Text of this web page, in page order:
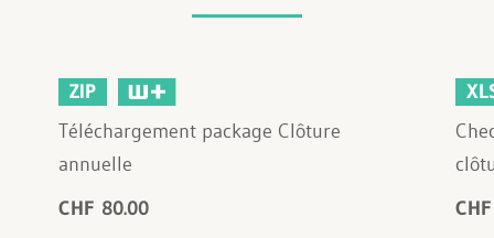
ZIP
Téléchargement package Clôture
annuelle
CHF 80.00